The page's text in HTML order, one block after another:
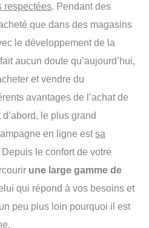
respectées. Pendant des
que dans des magasins
le développement de la
aucun doute qu’aujourd’hui,
et vendre du
avantages de l’achat de
le plus grand
en ligne estsa
Depuis le confort de votre
une large gamme de
qui répond à vos besoins et
peu plus loin pourquoi il est